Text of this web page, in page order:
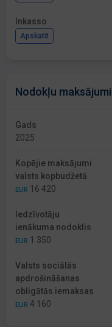
Inkasso
Apskatīt
Nodokļu maksājumi
Gads
2025
Kopējie maksājumi
valsts kopbudžetā
EUR 16 420
Iedzīvotāju
ienākuma nodoklis
EUR 1 350
Valsts sociālās
apdrošināšanas
obligātās iemaksas
EUR 4 160